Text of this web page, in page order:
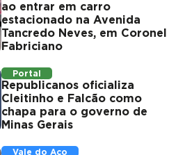
ao entrar em carro
estacionado na Avenida
Tancredo Neves, em Coronel
Fabriciano
Portal
Republicanos oficializa
Cleitinho e Falcão como
chapa para o governo de
Minas Gerais
Vale do Aço